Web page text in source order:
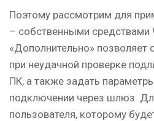
Поэтому рассмотрим для
– собственными средствами
«Дополнительно» позволяет
при неудачной проверке
ПК, а также задать
подключении через шлюз.
пользователя, которому